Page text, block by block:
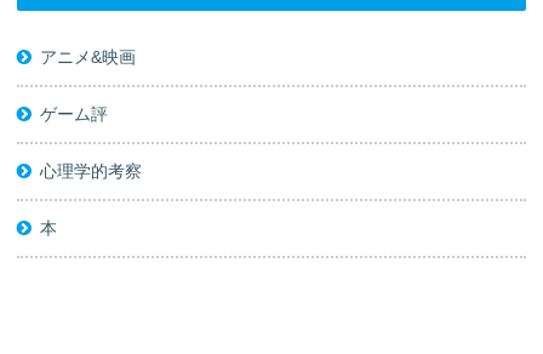
アニメ&映画
ゲーム評
心理学的考察
本